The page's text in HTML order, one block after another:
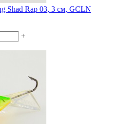
Shad Rap 03, 3 см, GCLN
+